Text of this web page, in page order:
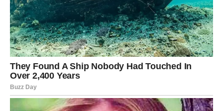
Marinko je pokazao kako javni život može koegzistirati sa
ličnom odgovornošću, dok je Slavica potvrdila da prava snaga
leži u tišini i posvećenosti. Njihovi sinovi, Nikola i Marko,
nastavljaju da nose ovu baštinu, ulivajući duh porodice u svoje
umetničke karijere. Na kraju, Rokvići podsećaju sve nas da
autentičnost, ljubav i zdravlje ostaju najtrajnije vrednosti koje
možemo ostaviti iza sebe. Njihova priča je inspiracija kako za
umetnike, tako i za sve one koji teže očuvanju porodičnih
vrednosti, ukazujući na važnost ljubavi u svakodnevnom